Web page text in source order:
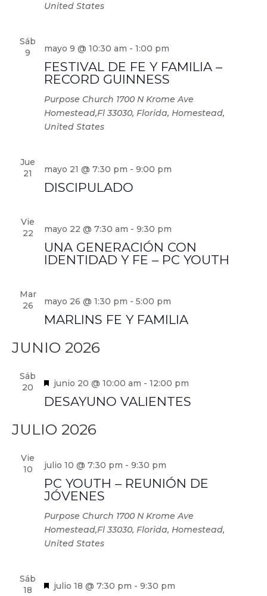
United States
Sáb
9
FESTIVAL DE FE Y FAMILIA –
RECORD GUINNESS
mayo 9 @ 10:30 am - 1:00 pm
Purpose Church 1700 N Krome Ave
Homestead,Fl 33030, Florida, Homestead,
United States
Jue
21
DISCIPULADO
mayo 21 @ 7:30 pm - 9:00 pm
Vie
22
UNA GENERACIÓN CON
IDENTIDAD Y FE – PC YOUTH
mayo 22 @ 7:30 am - 9:30 pm
Mar
26
MARLINS FE Y FAMILIA
mayo 26 @ 1:30 pm - 5:00 pm
JUNIO 2026
Sáb
20
DESAYUNO VALIENTES
Destacado
junio 20 @ 10:00 am - 12:00 pm
JULIO 2026
Vie
10
PC YOUTH – REUNIÓN DE
JÓVENES
julio 10 @ 7:30 pm - 9:30 pm
Purpose Church 1700 N Krome Ave
Homestead,Fl 33030, Florida, Homestead,
United States
Sáb
18
Destacado
julio 18 @ 7:30 pm - 9:30 pm